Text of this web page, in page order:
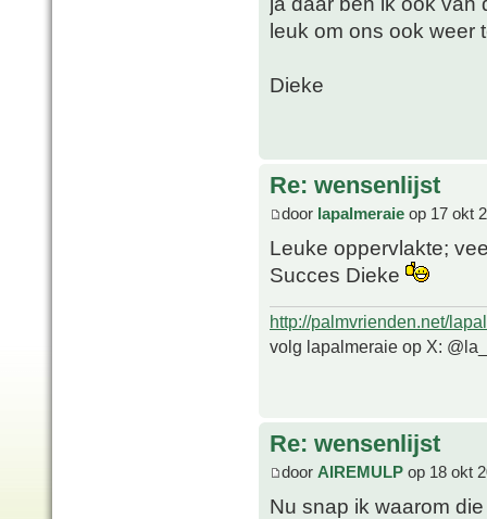
leuk om ons ook weer
Dieke
Re: wensenlijst
door lapalmeraie op 17 okt
Leuke oppervlakte;
Succes Dieke
http://palmvrienden.net/
volg lapalmeraie op X:
Re: wensenlijst
door AIREMULP op 18 okt
Nu snap ik waarom